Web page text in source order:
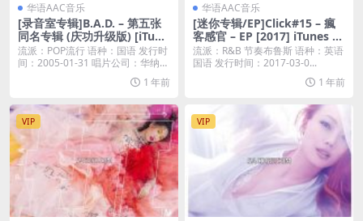
华语AAC音乐
[录音室专辑]B.A.D. – 第五张
同名专辑 (庆功升级版) [iTune
s Plus M4A]
流派：POP流行 语种：国语 发行时
间：2005-01-31 唱片公司：华纳唱
1 年前
华语AAC音乐
[迷你专辑/EP]Click#15 – 瘋
客感官 – EP [2017] iTunes Pl
us AAC
流派：R&B 节奏布鲁斯 语种：英语
国语 发行时间：2017-03-0...
1 年前
VIP VIP